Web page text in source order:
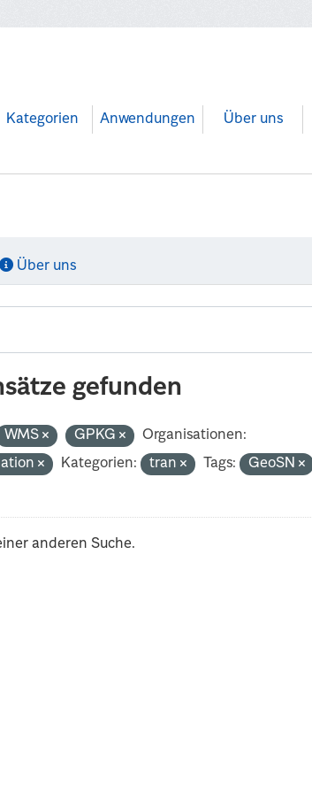
Kategorien Anwendungen Über uns
Über uns
gefunden
WMS GPKG
Organisationen:
Kategorien: tran Tags:
GeoSN
anderen Suche.